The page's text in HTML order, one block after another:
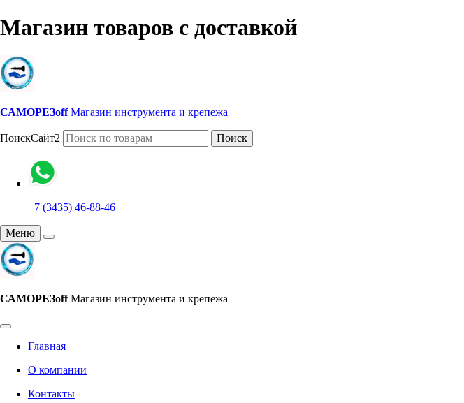
Магазин товаров с доставкой
САМОРЕЗoff Магазин инструмента и крепежа
ПоискСайт2 Поиск
+7 (3435) 46-88-46
Меню
САМОРЕЗoff Магазин инструмента и крепежа
Главная
О компании
Контакты